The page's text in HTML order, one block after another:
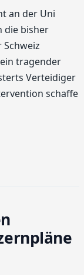
an der Uni
die bisher
tragender
Verteidiger
schaffe